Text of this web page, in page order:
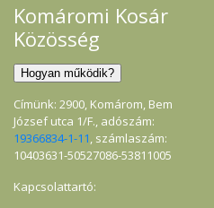
Komáromi Kosár
Közösség
Címünk: 2900, Komárom, Bem
József utca 1/F., adószám:
19366834-1-11, számlaszám:
10403631-50527086-53811005
Kapcsolattartó: